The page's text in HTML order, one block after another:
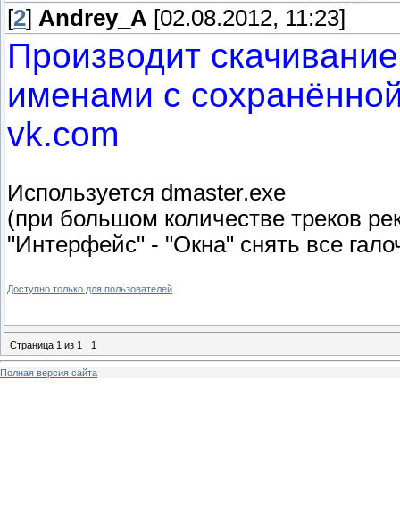
[2] Andrey_A [02.08.2012, 11:23]
Производит
именами с
vk.com
Используется dmaster.exe
(при большом количестве треков
"Интерфейс" - "Окна" снять все
Доступно только для пользователей
Страница 1 из 1 1
Полная версия сайта